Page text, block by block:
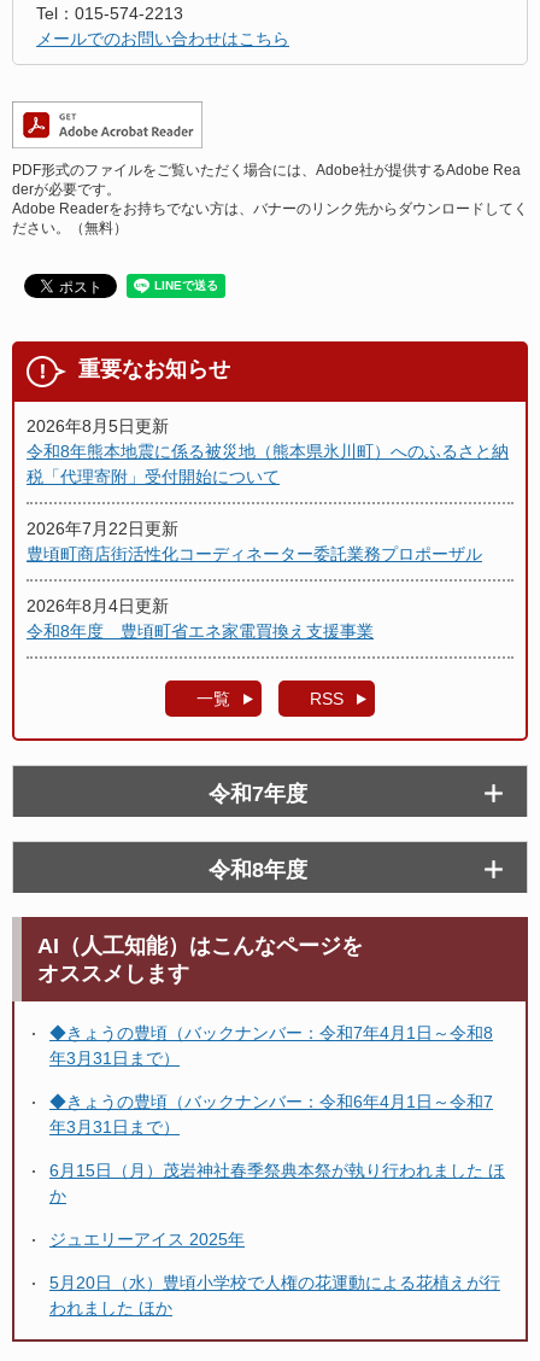
Tel：015-574-2213
メールでのお問い合わせはこちら
PDF形式のファイルをご覧いただく場合には、Adobe社が提供するAdobe Rea
derが必要です。
Adobe Readerをお持ちでない方は、バナーのリンク先からダウンロードしてく
ださい。（無料）
重要なお知らせ
2026年8月5日更新
令和8年熊本地震に係る被災地（熊本県氷川町）へのふるさと納
税「代理寄附」受付開始について
2026年7月22日更新
豊頃町商店街活性化コーディネーター委託業務プロポーザル
2026年8月4日更新
令和8年度 豊頃町省エネ家電買換え支援事業
一覧 RSS
令和7年度
令和8年度
AI（人工知能）はこんなページを
オススメします
◆きょうの豊頃（バックナンバー：令和7年4月1日～令和8
年3月31日まで）
◆きょうの豊頃（バックナンバー：令和6年4月1日～令和7
年3月31日まで）
6月15日（月）茂岩神社春季祭典本祭が執り行われました ほ
か
ジュエリーアイス 2025年
5月20日（水）豊頃小学校で人権の花運動による花植えが行
われました ほか